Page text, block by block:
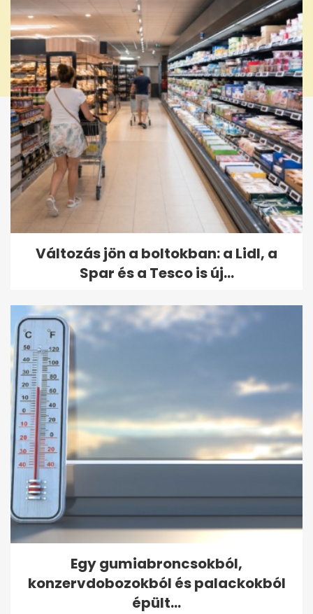
Változás jön a boltokban: a Lidl, a
Spar és a Tesco is új...
Egy gumiabroncsokból,
konzervdobozokból és palackokból
épült...